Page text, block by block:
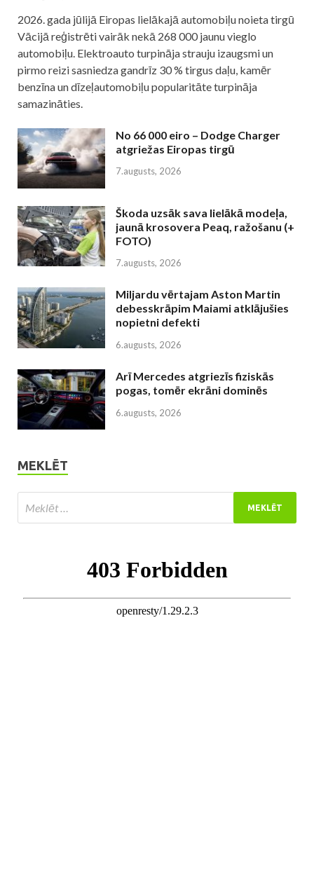
2026. gada jūlijā Eiropas lielākajā automobiļu noieta tirgū
Vācijā reģistrēti vairāk nekā 268 000 jaunu vieglo
automobiļu. Elektroauto turpināja strauju izaugsmi un
pirmo reizi sasniedza gandrīz 30 % tirgus daļu, kamēr
benzīna un dīzeļautomobiļu popularitāte turpināja
samazināties.
No 66 000 eiro – Dodge Charger
atgriežas Eiropas tirgū
7.augusts, 2026
Škoda uzsāk sava lielākā modeļa,
jaunā krosovera Peaq, ražošanu (+
FOTO)
7.augusts, 2026
Miljardu vērtajam Aston Martin
debesskrāpim Maiami atklājušies
nopietni defekti
6.augusts, 2026
Arī Mercedes atgriezīs fiziskās
pogas, tomēr ekrāni dominēs
6.augusts, 2026
MEKLĒT